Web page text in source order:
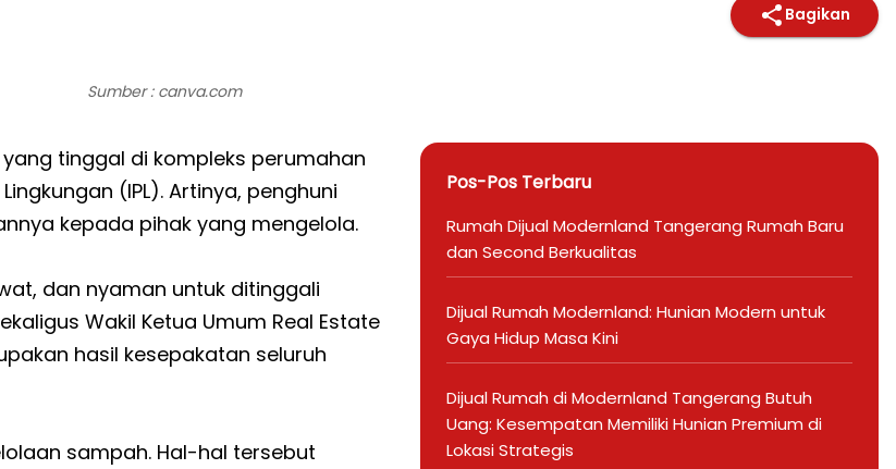
Bagikan
Sumber : canva.com
tinggal di kompleks perumahan
(IPL). Artinya, penghuni
kepada pihak yang mengelola.
dan nyaman untuk ditinggali
Wakil Ketua Umum Real Estate
hasil kesepakatan seluruh
sampah. Hal-hal tersebut
Pos-Pos Terbaru
Rumah Dijual Modernland Tangerang Rumah Baru
dan Second Berkualitas
Dijual Rumah Modernland: Hunian Modern untuk
Gaya Hidup Masa Kini
Dijual Rumah di Modernland Tangerang Butuh
Uang: Kesempatan Memiliki Hunian Premium di
Lokasi Strategis